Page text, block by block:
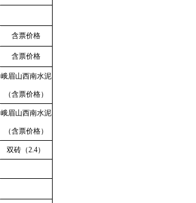
含票价格
含票价格
峨眉山西南水泥
（含票价格）
峨眉山西南水泥
（含票价格）
双砖（2.4）